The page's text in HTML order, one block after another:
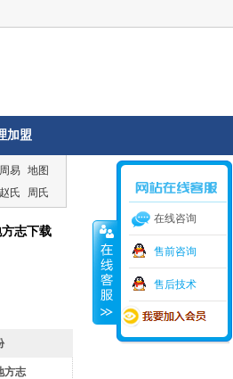
加盟
周易 地图
赵氏 周氏
志下载
方志
在线咨询
售前咨询
售后技术